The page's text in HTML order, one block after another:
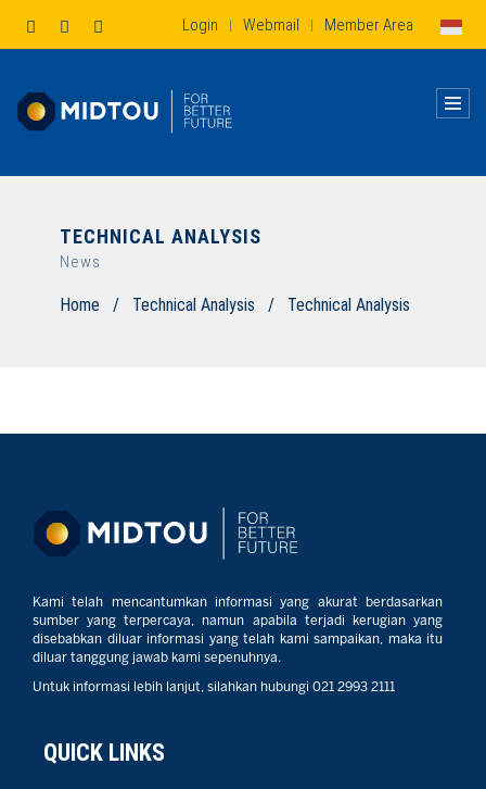
Login | Webmail | Member Area
TECHNICAL ANALYSIS
News
Home / Technical Analysis / Technical Analysis
Kami telah mencantumkan informasi yang akurat berdasarkan
sumber yang terpercaya, namun apabila terjadi kerugian yang
disebabkan diluar informasi yang telah kami sampaikan, maka itu
diluar tanggung jawab kami sepenuhnya.
Untuk informasi lebih lanjut, silahkan hubungi 021 2993 2111
QUICK LINKS